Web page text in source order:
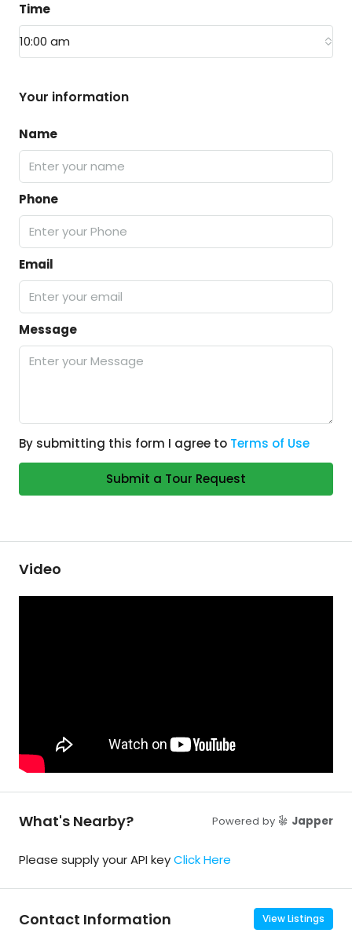
Time
10:00 am
Your information
Name
Phone
Email
Message
By submitting this form I agree to Terms of Use
Submit a Tour Request
Video
What's Nearby? Powered by Japper
Please supply your API keyClick Here
Contact Information View Listings